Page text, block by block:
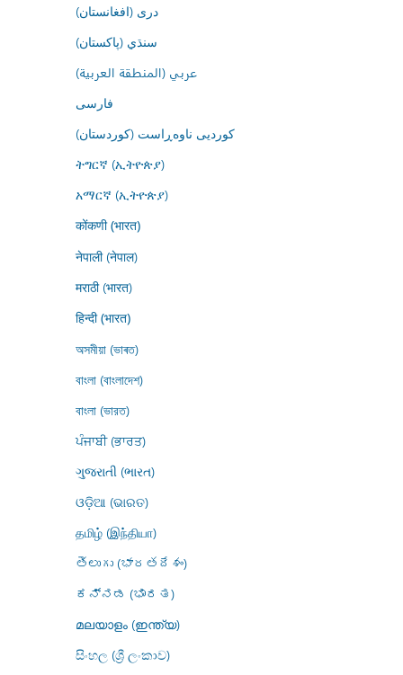
درى (افغانستان)
سنڌي (پاکستان)
عربي (المنطقة العربية)
فارسى
کوردیی ناوەڕاست (کوردستان)
ትግርኛ (ኢትዮጵያ)
አማርኛ (ኢትዮጵያ)
कोंकणी (भारत)
नेपाली (नेपाल)
मराठी (भारत)
हिन्दी (भारत)
অসমীয়া (ভাৰত)
বাংলা (বাংলাদেশ)
বাংলা (ভারত)
ਪੰਜਾਬੀ (ਭਾਰਤ)
ગુજરાતી (ભારત)
ଓଡ଼ିଆ (ଭାରତ)
தமிழ் (இந்தியா)
తెలుగు (భారతదేశం)
ಕನ್ನಡ (ಭಾರತ)
മലയാളം (ഇന്ത്യ)
සිංහල (ශ්‍රී ලංකාව)